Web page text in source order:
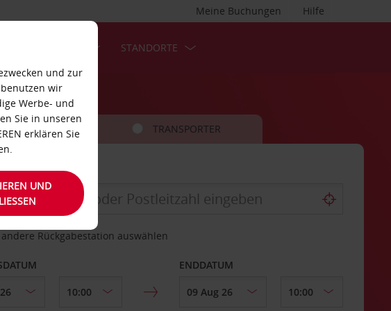
Hilfe
Meine Buchungen
STANDORTE
FAHRZEUG TRANSPORTER
VON
andere Rückgabestation auswählen
ENDDATUM
und zur
wir
Werbe- und
Sie in unseren
erklären Sie
UND